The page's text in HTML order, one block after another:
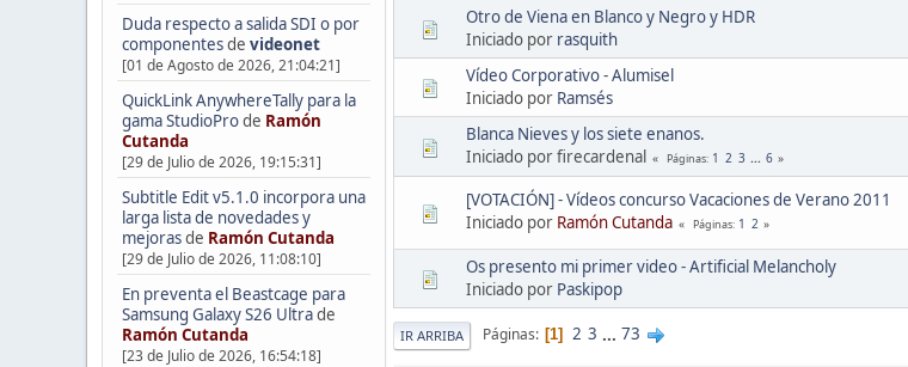
Duda respecto a salida SDI o por
componentesde videonet
[01 de Agosto de 2026, 21:04:21]
QuickLink AnywhereTally para la
gama StudioProde Ramón
Cutanda
[29 de Julio de 2026, 19:15:31]
Subtitle Edit v5.1.0 incorpora una
larga lista de novedades y
mejorasde Ramón Cutanda
[29 de Julio de 2026, 11:08:10]
En preventa el Beastcage para
Samsung Galaxy S26 Ultrade
Ramón Cutanda
[23 de Julio de 2026, 16:54:18]
Otro de Viena en Blanco y Negro y HDR
Iniciado por rasquith
Vídeo Corporativo - Alumisel
Iniciado por Ramsés
Blanca Nieves y los siete enanos.
Iniciado por firecardenal
Páginas 1 2 3 ... 6
[VOTACIÓN] - Vídeos concurso Vacaciones de Verano 2011
Iniciado por Ramón Cutanda Páginas 1 2
Os presento mi primer video - Artificial Melancholy
Iniciado por Paskipop
IR ARRIBA Páginas 1 2 3 ... 73